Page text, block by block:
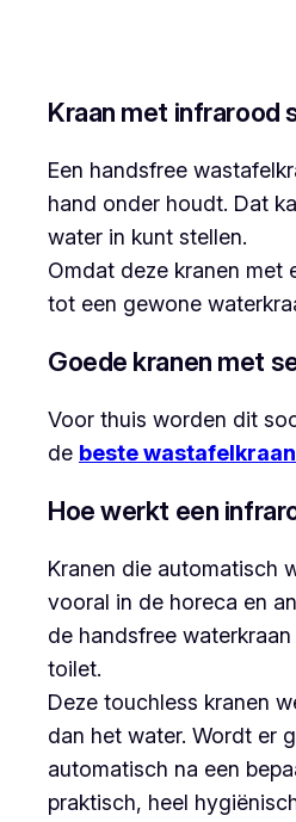
Kraan met infrarood
Een handsfree
hand onder houdt. Dat
water in kunt stellen.
Omdat deze kranen met
tot een gewone
Goede kranen met
Voor thuis worden dit
de beste
Hoe werkt een
Kranen die automatisch
vooral in de horeca en
de handsfree
toilet.
Deze touchless kranen
dan het water. Wordt er
automatisch na een
praktisch, heel